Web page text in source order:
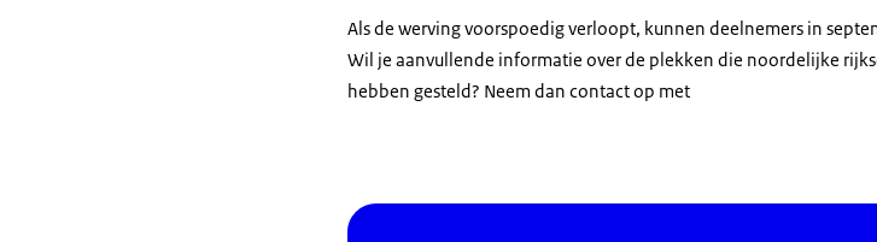
Als de werving voorspoedig verloopt, kunnen deelnemers in
Wil je aanvullende informatie over de plekken die noordelijke
hebben gesteld? Neem dan contact op met